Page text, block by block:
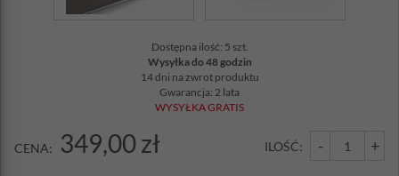
Dostępna ilość: 5 szt.
Wysyłka do 48 godzin
14 dni na zwrot produktu
Gwarancja: 2 lata
WYSYŁKA GRATIS
CENA: 349,00 zł ILOŚĆ: - +